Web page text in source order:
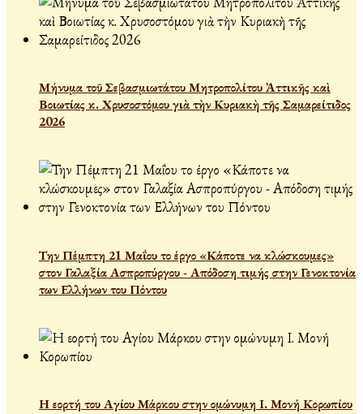
Μήνυμα τοῦ Σεβασμιωτάτου Μητροπολίτου Ἀττικῆς καὶ
Βοιωτίας κ. Χρυσοστόμου γιὰ τὴν Κυριακὴ τῆς Σαμαρείτιδος
2026
Την Πέμπτη 21 Μαΐου το έργο «Κάποτε να κλώσκουμες»
στον Γαλαξία Ασπροπύργου - Απόδοση τιμής στην Γενοκτονία
των Ελλήνων του Πόντου
Η εορτή του Αγίου Μάρκου στην ομώνυμη Ι. Μονή Κορωπίου